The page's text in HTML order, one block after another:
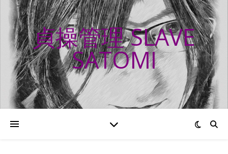
貞操管理 SLAVE
SATOMI